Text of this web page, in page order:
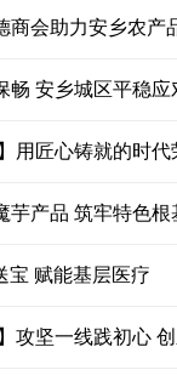
商会助力安乡农产
畅 安乡城区平稳
用匠心铸就的时代
芋产品 筑牢特色根
宝 赋能基层医疗
攻坚一线践初心